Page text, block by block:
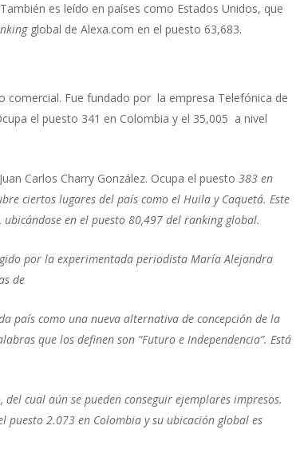
es leído en países como Estados Unidos, que
global de Alexa.com en el puesto 63,683.
comercial. Fue fundado por la empresa Telefónica de
el puesto 341 en Colombia y el 35,005 a nivel
Carlos Charry González. Ocupa el puesto383 en
ciertos lugares del país como el Huila y Caquetá. Este
en el puesto 80,497 del ranking global.
por la experimentada periodista María Alejandra
de
país como una nueva alternativa de concepción de la
que los definen son “Futuro e Independencia”. Está
cual aún se pueden conseguir ejemplares impresos.
puesto 2.073 en Colombia y su ubicación global es